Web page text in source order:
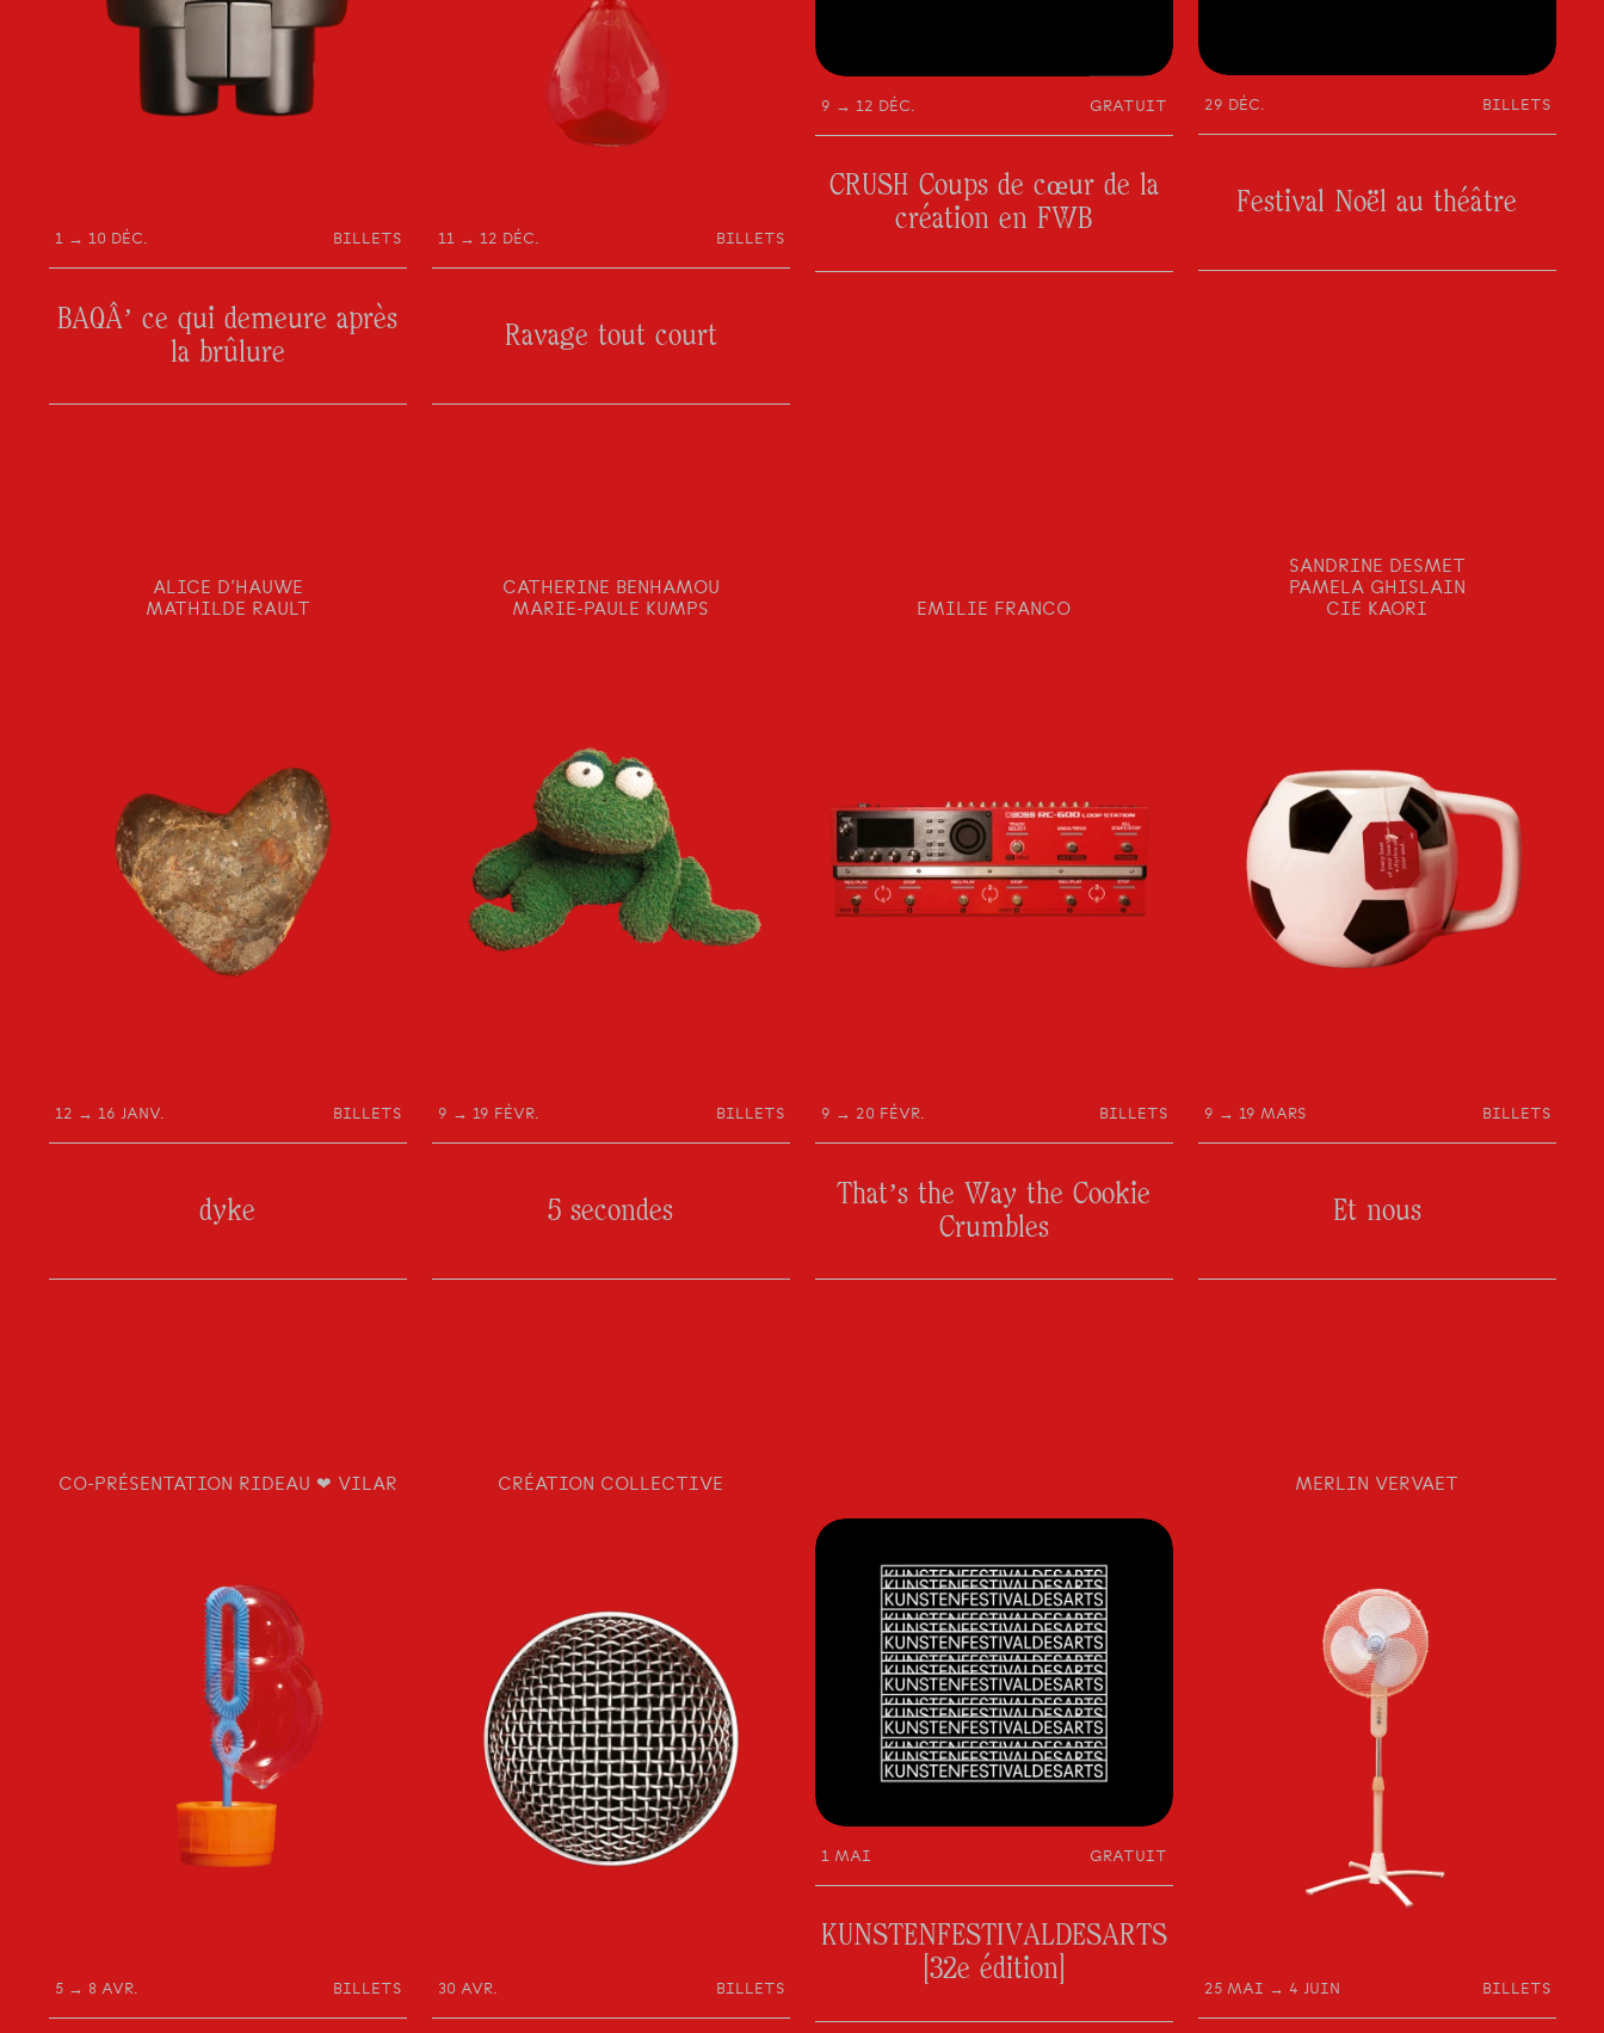
1 → 10 DÉC. BILLETS
BAQÂ’ ce qui demeure après
la brûlure
11 → 12 DÉC. BILLETS
Ravage tout court
9 → 12 DÉC. GRATUIT
CRUSH Coups de cœur de la
création en FWB
29 DÉC. BILLETS
Festival Noël au théâtre
ALICE D’HAUWE
MATHILDE RAULT
12 → 16 JANV. BILLETS
dyke
CATHERINE BENHAMOU
MARIE-PAULE KUMPS
9 → 19 FÉVR. BILLETS
5 secondes
EMILIE FRANCO
9 → 20 FÉVR. BILLETS
That’s the Way the Cookie
Crumbles
SANDRINE DESMET
PAMELA GHISLAIN
CIE KAORI
9 → 19 MARS BILLETS
Et nous
CO-PRÉSENTATION RIDEAU ❤ VILAR
5 → 8 AVR. BILLETS
CRÉATION COLLECTIVE
30 AVR. BILLETS
1 MAI GRATUIT
KUNSTENFESTIVALDESARTS
[32e édition]
MERLIN VERVAET
25 MAI → 4 JUIN BILLETS